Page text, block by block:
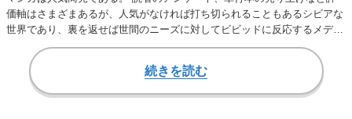
価軸はさまざまあるが、人気がなければ打ち切られることもあるシビアな
世界であり、裏を返せば世間のニーズに対してビビッドに反応するメディ
アともいえる。そ…
続きを読む